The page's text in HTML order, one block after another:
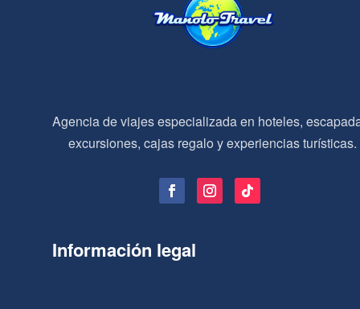
Agencia de viajes especializada en hoteles,
excursiones, cajas regalo y experiencias turísticas.
Información legal